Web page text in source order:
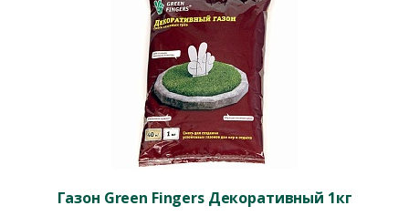
Газон Green Fingers Декоративный 1кг